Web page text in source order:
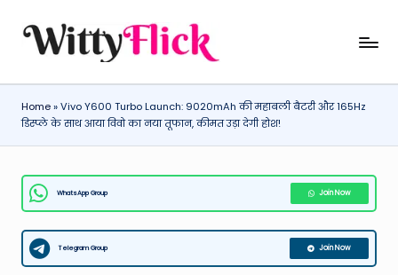
W
it
ty
Fl
ic
k:
L
a
WittyFlick:
Tech
News
Around
World
Home»Vivo Y600 Turbo Launch: 9020mAh की महाबली बैटरी और 165Hz
डिस्प्ले के साथ आया विवो का नया तूफान, कीमत उड़ा देगी होश!
WhatsApp Group Join Now
Telegram Group Join Now